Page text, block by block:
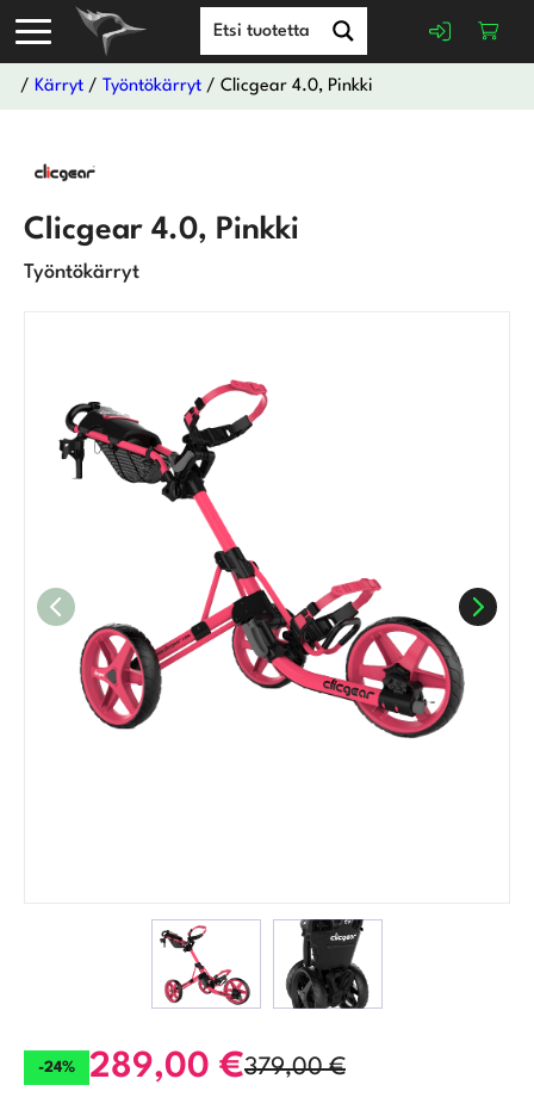
/Kärryt / Työntökärryt / Clicgear 4.0, Pinkki
Clicgear 4.0, Pinkki
Työntökärryt
-24% 379,00€
Alkuperäinen
289,00 €
Nykyinen